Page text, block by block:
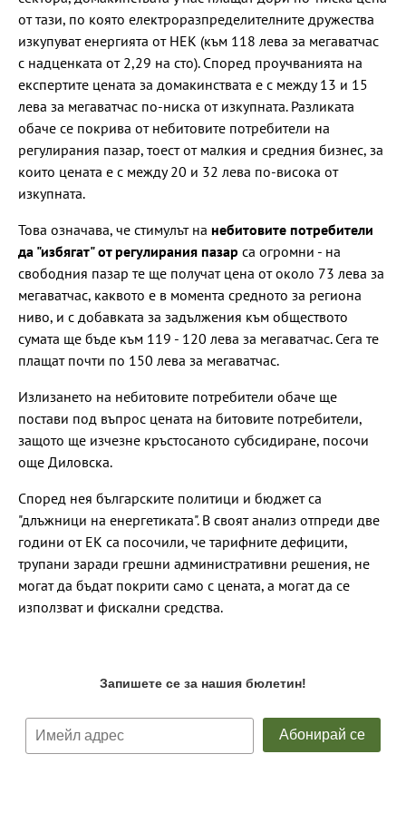
от тази, по която електроразпределителните дружества
изкупуват енергията от НЕК (към 118 лева за мегаватчас
с надценката от 2,29 на сто). Според проучванията на
експертите цената за домакинствата е с между 13 и 15
лева за мегаватчас по-ниска от изкупната. Разликата
обаче се покрива от небитовите потребители на
регулирания пазар, тоест от малкия и средния бизнес, за
които цената е с между 20 и 32 лева по-висока от
изкупната.
Това означава, че стимулът на небитовите потребители
да "избягат" от регулирания пазар са огромни - на
свободния пазар те ще получат цена от около 73 лева за
мегаватчас, каквото е в момента средното за региона
ниво, и с добавката за задължения към обществото
сумата ще бъде към 119 - 120 лева за мегаватчас. Сега те
плащат почти по 150 лева за мегаватчас.
Излизането на небитовите потребители обаче ще
постави под въпрос цената на битовите потребители,
защото ще изчезне кръстосаното субсидиране, посочи
още Диловска.
Според нея българските политици и бюджет са
"длъжници на енергетиката". В своят анализ отпреди две
години от ЕК са посочили, че тарифните дефицити,
трупани заради грешни административни решения, не
могат да бъдат покрити само с цената, а могат да се
използват и фискални средства.